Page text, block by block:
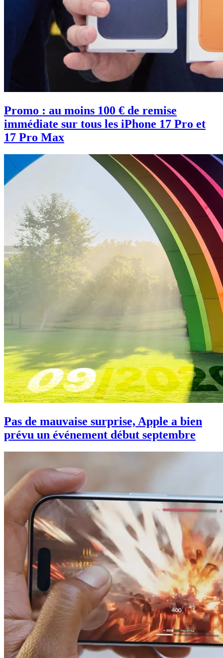
Promo : au moins 100 € de remise
immédiate sur tous les iPhone 17 Pro et
17 Pro Max
Pas de mauvaise surprise, Apple a bien
prévu un événement début septembre